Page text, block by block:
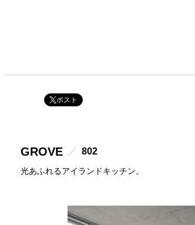
ポスト
GROVE 802
光あふれるアイランドキッチン。